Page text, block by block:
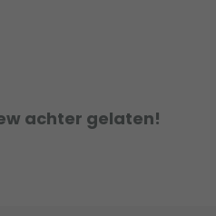
achter gelaten!